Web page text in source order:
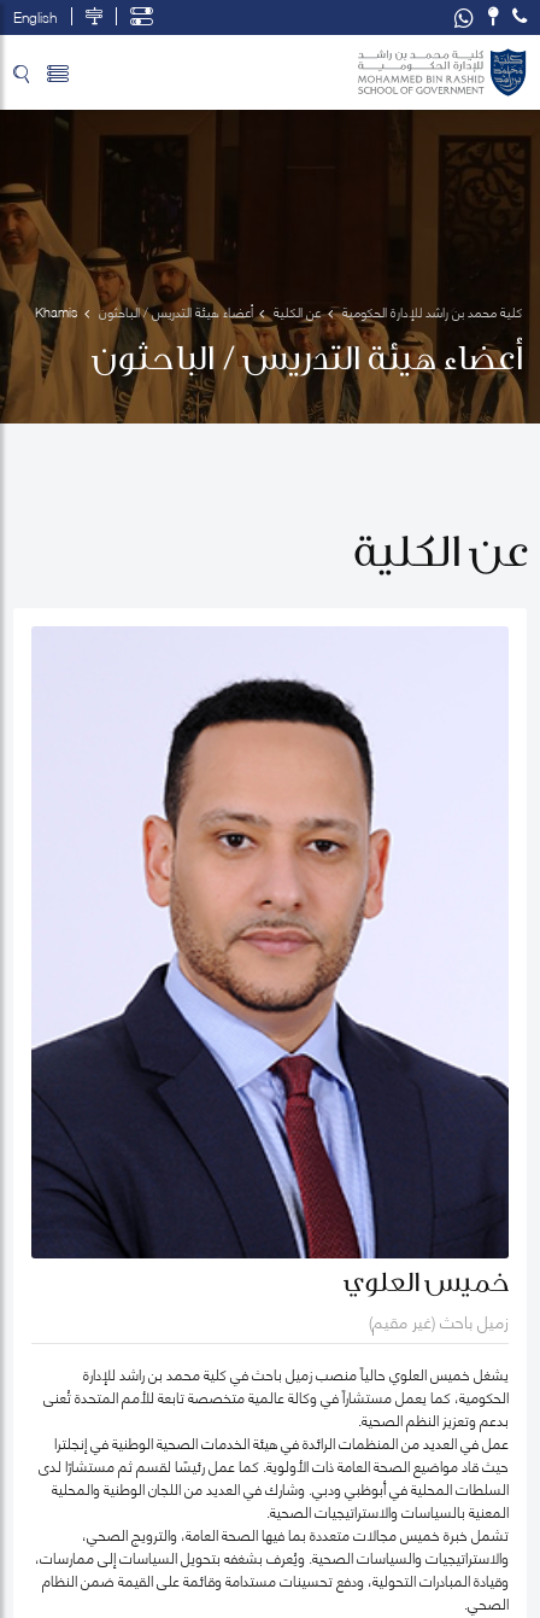
English
كلية محمد بن راشد للإدارة الحكومية عن الكلية أعضاء هيئة التدريس / الباحثون
Khamis
Al Alawy
أعضاء هيئة التدريس / الباحثون
عن الكلية
خميس العلوي
زميل باحث (غير مقيم)
يشغل خميس العلوي حالياً منصب زميل باحث في كلية محمد بن راشد للإدارة
الحكومية، كما يعمل مستشاراً في وكالة عالمية متخصصة تابعة للأمم المتحدة تُعنى
بدعم وتعزيز النظم الصحية.
عمل في العديد من المنظمات الرائدة في هيئة الخدمات الصحية الوطنية في إنجلترا
حيث قاد مواضيع الصحة العامة ذات الأولوية. كما عمل رئيسًا لقسم ثم مستشارًا لدى
السلطات المحلية في أبوظبي ودبي. وشارك في العديد من اللجان الوطنية والمحلية
المعنية بالسياسات والاستراتيجيات الصحية.
تشمل خبرة خميس مجالات متعددة بما فيها الصحة العامة، والترويج الصحي،
والاستراتيجيات والسياسات الصحية. ويُعرف بشغفه بتحويل السياسات إلى ممارسات،
وقيادة المبادرات التحولية، ودفع تحسينات مستدامة وقائمة على القيمة ضمن النظام
الصحي.